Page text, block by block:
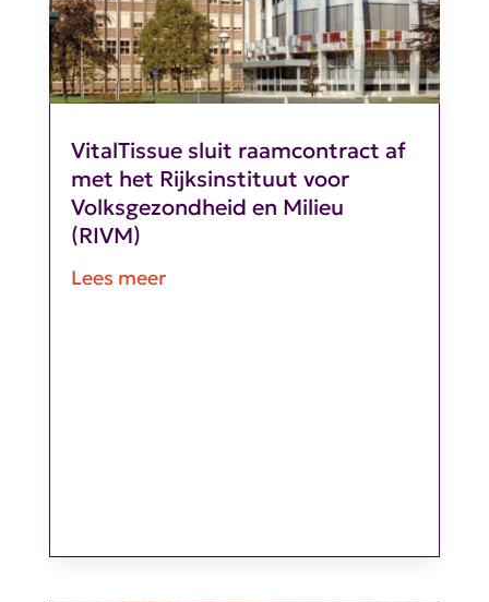
VitalTissue sluit raamcontract af
met het Rijksinstituut voor
Volksgezondheid en Milieu
(RIVM)
Lees meer